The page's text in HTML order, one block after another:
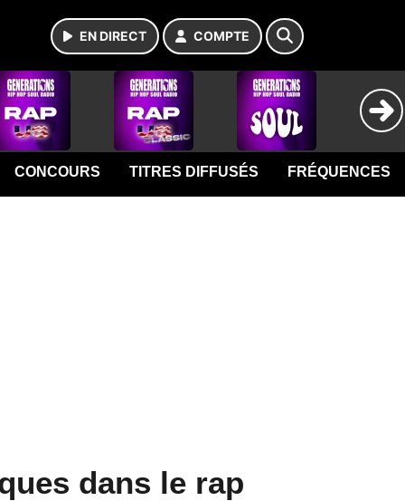
EN DIRECT COMPTE
CONCOURS TITRES DIFFUSÉS FRÉQUENCES
dans le rap